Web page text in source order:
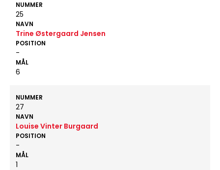
NUMMER
25
NAVN
Trine Østergaard Jensen
POSITION
-
MÅL
6
NUMMER
27
NAVN
Louise Vinter Burgaard
POSITION
-
MÅL
1